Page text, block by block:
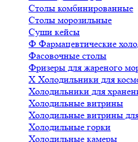
Столы комбинированные
Столы морозильные
Суши кейсы
Ф Фармацевтические
Фасовочные столы
Фризеры для жареного
Х Холодильники для
Холодильники для
Холодильные витрины
Холодильные витрины
Холодильные горки
Холодильные камеры